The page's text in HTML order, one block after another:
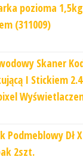
pozioma
(311009)
Skaner
I Stickiem
Podmeblowy Dł
2szt.